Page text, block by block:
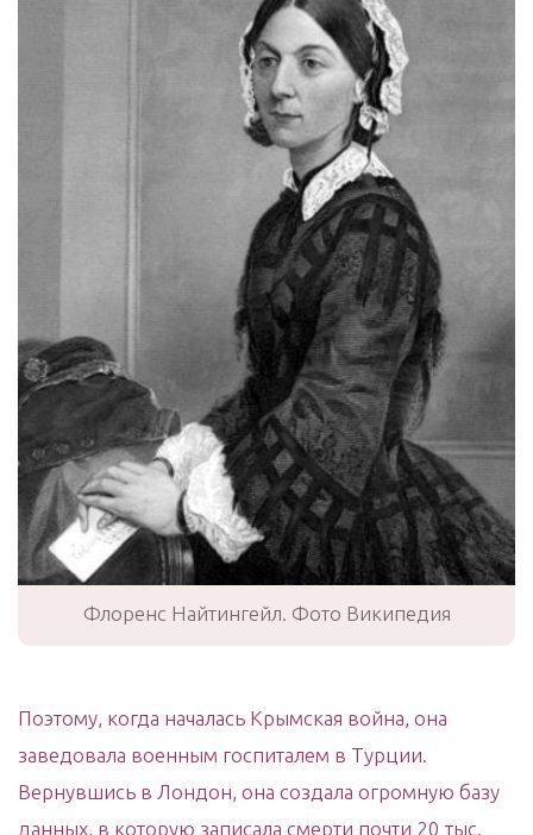
Флоренс Найтингейл. Фото Википедия
Поэтому, когда началась Крымская война, она
заведовала военным госпиталем в Турции.
Вернувшись в Лондон, она создала огромную базу
данных, в которую записала смерти почти 20 тыс.